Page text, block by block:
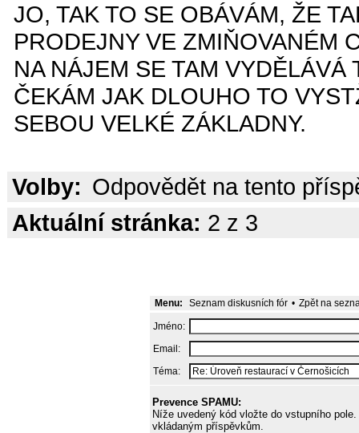
JO, TAK TO SE OBÁVÁM, ŽE
PRODEJNY VE ZMIŇOVANÉM
NA NÁJEM SE TAM VYDĚLÁVÁ
ČEKÁM JAK DLOUHO TO
SEBOU VELKÉ ZÁKLADNY.
Volby: Odpovědět na tento
Aktuální stránka: 2 z 3
Menu: Seznam diskusních fór • Zpět na
Jméno:
Email:
Téma:
Prevence SPAMU:
Níže uvedený kód vložte do vstupního
vkládaným příspěvkům.